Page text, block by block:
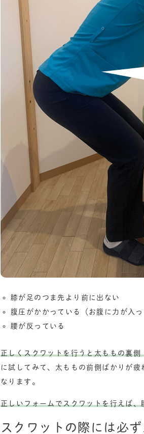
膝が足のつま先より前に出ない
腹圧がかかっている（お腹に力が入っ
腰が反っている
正しくスクワットを行うと太ももの裏
に試してみて、太ももの前側ばかりが
なります。
正しいフォームでスクワットを行えば
スクワットの際には必ず